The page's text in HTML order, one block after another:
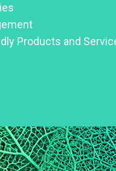
Products and